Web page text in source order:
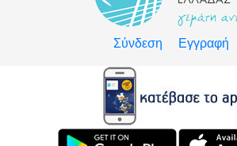
Σύνδεση Εγγραφή